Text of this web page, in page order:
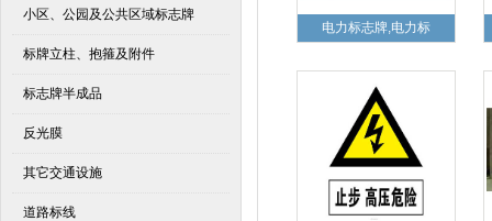
小区、公园及公共区域标志牌
标牌立柱、抱箍及附件
标志牌半成品
反光膜
其它交通设施
道路标线
电力标志牌,电力标